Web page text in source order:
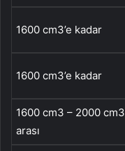
1600 cm3’e kadar
1600 cm3’e kadar
1600 cm3 – 2000 cm3
arası